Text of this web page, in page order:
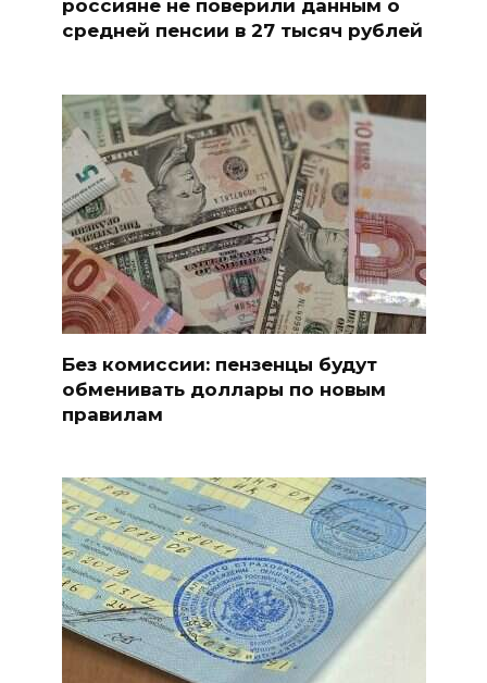
россияне не поверили данным о
средней пенсии в 27 тысяч рублей
Без комиссии: пензенцы будут
обменивать доллары по новым
правилам